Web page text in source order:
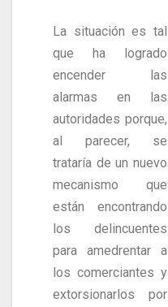
La situación es tal
que ha logrado
encender las
alarmas en las
autoridades porque,
al parecer, se
trataría de un nuevo
mecanismo que
están encontrando
los delincuentes
para amedrentar a
los comerciantes y
extorsionarlos por